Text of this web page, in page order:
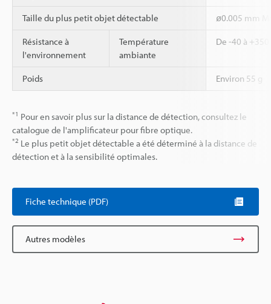
Taille du plus petit objet détectable ø0.005 mm
Résistance à
l'environnement
Température
ambiante
De -40 à +350
Poids Environ 55 g
*1 Pour en savoir plus sur la distance de détection, consultez le
catalogue de l'amplificateur pour fibre optique.
*2 Le plus petit objet détectable a été déterminé à la distance de
détection et à la sensibilité optimales.
Fiche technique (PDF)
Autres modèles